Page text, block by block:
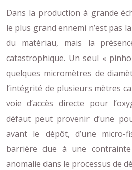
Dans la production à grande
le plus grand ennemi n’est pas
du matériau, mais la
catastrophique. Un seul «
quelques micromètres de
l’intégrité de plusieurs mètres
voie d’accès directe pour
défaut peut provenir d’une
avant le dépôt, d’une micro-
barrière due à une contrainte
anomalie dans le processus de